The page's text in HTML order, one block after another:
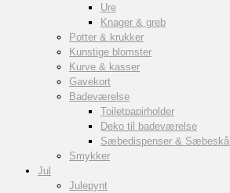
Ure
Knager & greb
Potter & krukker
Kunstige blomster
Kurve & kasser
Gavekort
Badeværelse
Toiletpapirholder
Deko til badeværelse
Sæbedispenser & Sæbeskål
Smykker
Jul
Julepynt